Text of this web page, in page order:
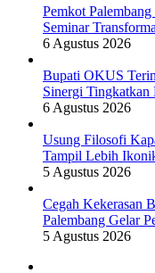
Pemkot
Seminar
6 Agustus 2026
Bupati OKUS
Sinergi Tingkatkan
6 Agustus 2026
Usung Filosofi
Tampil Lebih
5 Agustus 2026
Cegah Kekerasan
Palembang Gelar
5 Agustus 2026